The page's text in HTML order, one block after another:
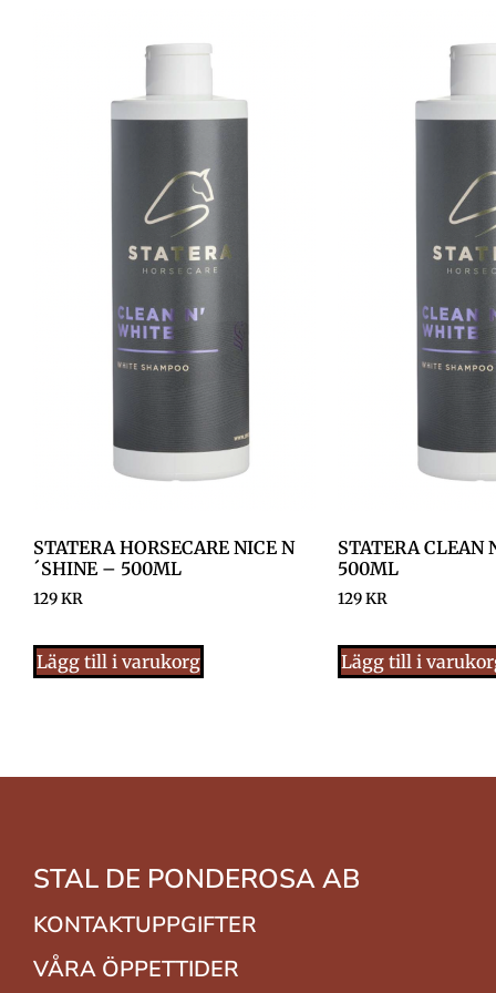
STATERA HORSECARE NICE N
´SHINE – 500ML
129KR
Lägg till i varukorg
STATERA CLEAN
500ML
129KR
Lägg till i
STAL DE PONDEROSA AB
KONTAKTUPPGIFTER
VÅRA ÖPPETTIDER